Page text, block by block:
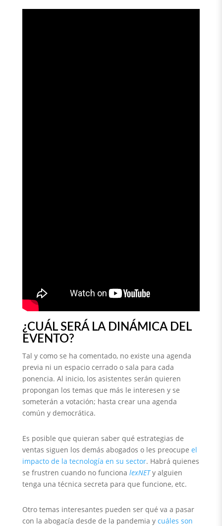
¿CUÁL SERÁ LA DINÁMICA DEL
EVENTO?
Tal y como se ha comentado, no existe una agenda
previa ni un espacio cerrado o sala para cada
ponencia. Al inicio, los asistentes serán quieren
propongan los temas que más le interesen y se
someterán a votación; hasta crear una agenda
común y democrática.
Es posible que quieran saber qué estrategias de
ventas siguen los demás abogados o les preocupe el
impacto de la tecnología en su sector. Habrá quienes
se frustren cuando no funciona lexNETy alguien
tenga una técnica secreta para que funcione, etc.
Otro temas interesantes pueden ser qué va a pasar
con la abogacía desde de la pandemia y cuáles son